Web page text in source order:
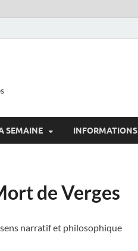
SEMAINE INFORMATIONS
de Verges
narratif et philosophique